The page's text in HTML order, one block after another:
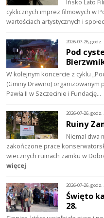
Ińsko Lato
cyklicznych imprez filmowych w
wartościach artystycznych i
2026-07-26, godz.
Pod
W kolejnym koncercie z cyklu
(Gminy Drawno) organizowanym
Pawła II w Szczecinie i Fundację…
2026-07-26, godz.
Ruiny
Niemal dwa
zakończone prace
wiecznych ruinach zamku w
więcej
2026-07-26, godz.
Święto
28.